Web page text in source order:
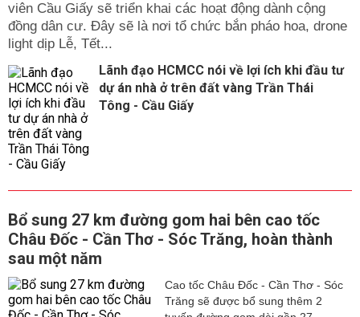
viên Cầu Giấy sẽ triển khai các hoạt động dành cộng
đồng dân cư. Đây sẽ là nơi tổ chức bắn pháo hoa, drone
light dịp Lễ, Tết...
Lãnh đạo HCMCC nói về lợi ích khi đầu tư
dự án nhà ở trên đất vàng Trần Thái
Tông - Cầu Giấy
Bổ sung 27 km đường gom hai bên cao tốc
Châu Đốc - Cần Thơ - Sóc Trăng, hoàn thành
sau một năm
Cao tốc Châu Đốc - Cần Thơ - Sóc
Trăng sẽ được bổ sung thêm 2